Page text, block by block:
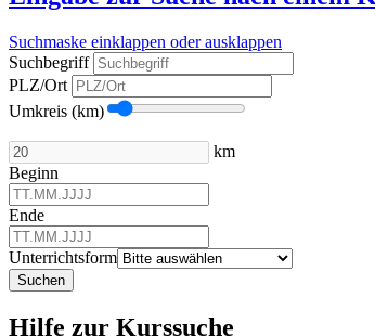
Suchmaske einklappen oder ausklappen
Suchbegriff
PLZ/Ort
Umkreis (km)
km
Beginn
Ende
Unterrichtsform
Suchen
Hilfe zur Kurssuche